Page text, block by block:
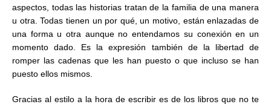
aspectos, todas las historias tratan de la familia de una manera
u otra. Todas tienen un por qué, un motivo, están enlazadas de
una forma u otra aunque no entendamos su conexión en un
momento dado. Es la expresión también de la libertad de
romper las cadenas que les han puesto o que incluso se han
puesto ellos mismos.
Gracias al estilo a la hora de escribir es de los libros que no te